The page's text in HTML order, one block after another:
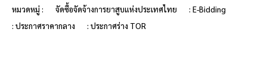
หมวดหมู่ : จัดซื้อจัดจ้างการยาสูบแห่งประเทศไทย
: E-Bidding
: ประกาศราคากลาง
: ประกาศร่าง TOR